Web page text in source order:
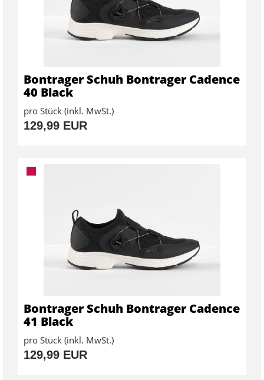
Bontrager Schuh Bontrager Cadence
40 Black
pro Stück (inkl. MwSt.)
129,99 EUR
Bontrager Schuh Bontrager Cadence
41 Black
pro Stück (inkl. MwSt.)
129,99 EUR